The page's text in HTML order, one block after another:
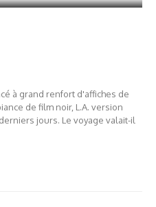
à grand renfort d'affiches de
de film noir, L.A. version
jours. Le voyage valait-il